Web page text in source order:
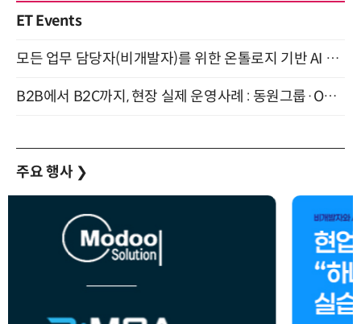
ET Events
모든 업무 담당자(비개발자)를 위한 온톨로지 기반 AI 지식체계 설계 1-day 워크숍 8월 20일 개최
B2B에서 B2C까지, 현장 실제 운영사례 : 동원그룹·OCI·다이닝브랜즈그룹·당근 (8/27)
주요 행사 ❯